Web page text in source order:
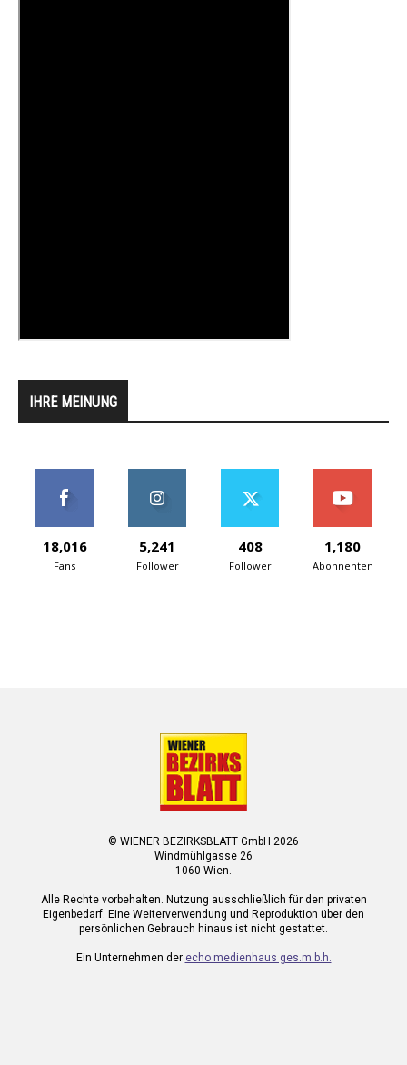
IHRE MEINUNG
18,016
Fans
5,241
Follower
408
Follower
1,180
Abonnenten
© WIENER BEZIRKSBLATT GmbH 2026
Windmühlgasse 26
1060 Wien.
Alle Rechte vorbehalten. Nutzung ausschließlich für den privaten
Eigenbedarf. Eine Weiterverwendung und Reproduktion über den
persönlichen Gebrauch hinaus ist nicht gestattet.
Ein Unternehmen der echo medienhaus ges.m.b.h.